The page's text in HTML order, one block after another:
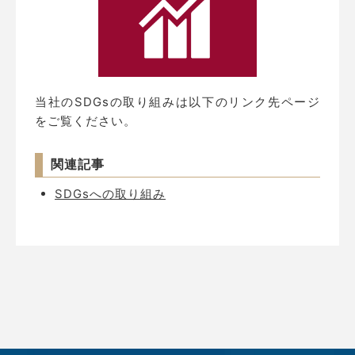
当社のSDGsの取り組みは以下のリンク先ページ
をご覧ください。
関連記事
SDGsへの取り組み